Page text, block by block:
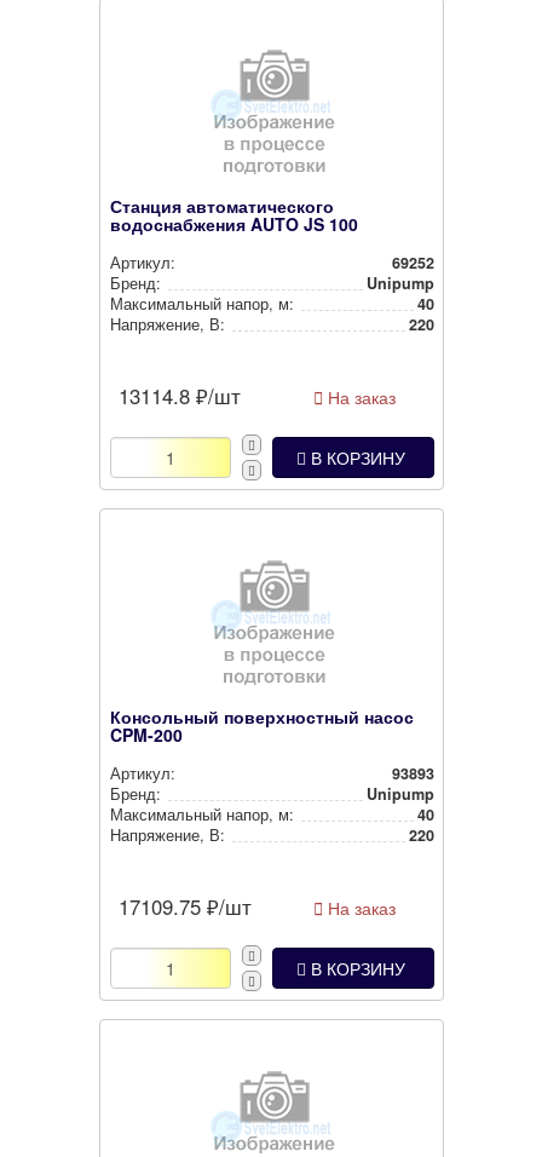
Станция автоматического
водоснабжения AUTO JS 100
Артикул:
69252
Бренд:
Unipump
Мак­си­маль­ный напор, м:
40
Нап­ря­же­ние, В:
220
13114.8 ₽/шт На заказ
В КОРЗИНУ
Консольный поверхностный насос
CPM-200
Артикул:
93893
Бренд:
Unipump
Мак­си­маль­ный напор, м:
40
Нап­ря­же­ние, В:
220
17109.75 ₽/шт На заказ
В КОРЗИНУ